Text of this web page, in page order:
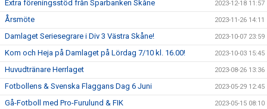
Extra föreningsstöd från Sparbanken Skåne 2023-12-18 11:57
Årsmöte 2023-11-26 14:11
Damlaget Seriesegrare i Div 3 Västra Skåne! 2023-10-07 23:59
Kom och Heja på Damlaget på Lördag 7/10 kl. 16.00! 2023-10-03 15:45
Huvudtränare Herrlaget 2023-08-26 13:36
Fotbollens & Svenska Flaggans Dag 6 Juni 2023-05-29 12:45
Gå-Fotboll med Pro-Furulund & FIK 2023-05-15 08:10